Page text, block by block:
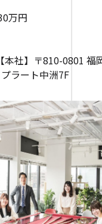
万円
社】〒810-0801 福
ラート中洲7F